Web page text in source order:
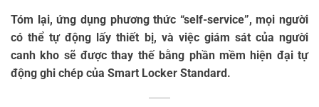
Tóm lại, ứng dụng phương thức “self-service”, mọi người
có thể tự động lấy thiết bị, và việc giám sát của người
canh kho sẽ được thay thế bằng phần mềm hiện đại tự
động ghi chép của Smart Locker Standard.